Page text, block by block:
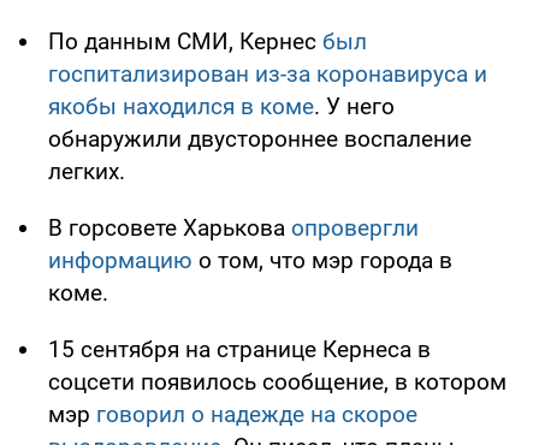
По данным СМИ, Кернес был
госпитализирован из-за коронавируса и
якобы находился в коме. У него
обнаружили двустороннее воспаление
легких.
В горсовете Харькова опровергли
информацию о том, что мэр города в
коме.
15 сентября на странице Кернеса в
соцсети появилось сообщение, в котором
мэр говорил о надежде на скорое